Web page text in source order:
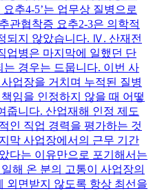
추4-5’는 업무상 질병으로
관협착증 요추2-3은 의학적
되지 않았습니다. Ⅳ. 산재전
업병은 마지막에 일했던 단
경우는 드뭅니다. 이번 사
업장을 거치며 누적된 질병
임을 인정하지 않을 때 어떻
줍니다. 산업재해 인정 제도
인 직업 경력을 평가하는 것
막 사업장에서의 근무 기간
다는 이유만으로 포기해서는
해 온 분의 고통이 사업장의
외면받지 않도록 항상 최선을